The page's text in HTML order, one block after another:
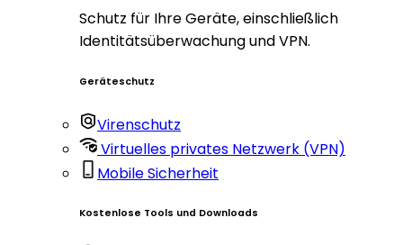
Schutz für Ihre Geräte, einschließlich
Identitätsüberwachung und VPN.
Geräteschutz
Virenschutz
Virtuelles privates Netzwerk (VPN)
Mobile Sicherheit
Kostenlose Tools und Downloads